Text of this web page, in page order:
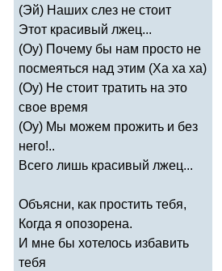
(Эй) Наших слез не стоит
Этот красивый лжец...
(Оу) Почему бы нам просто не
посмеяться над этим (Ха ха ха)
(Оу) Не стоит тратить на это
свое время
(Оу) Мы можем прожить и без
него!..
Всего лишь красивый лжец...
Объясни, как простить тебя,
Когда я опозорена.
И мне бы хотелось избавить
тебя